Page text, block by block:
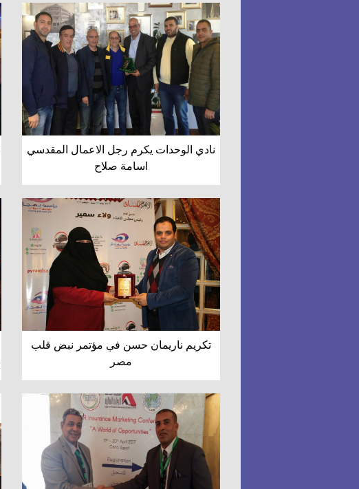
نادي الوحدات يكرم رجل الاعمال المقدسي
اسامة صلاح
تكريم ناريمان حسن في مؤتمر نبض قلب
مصر